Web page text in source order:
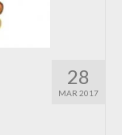
28
MAR 2017